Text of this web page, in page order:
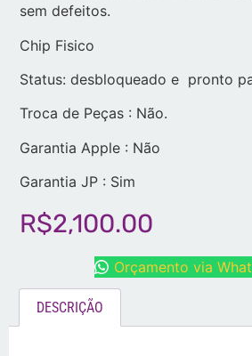
sem defeitos.
Chip Fisico
Status: desbloqueado e pronto
Troca de Peças : Não.
Garantia Apple : Não
Garantia JP : Sim
R$2,100.00
Orçamento via
DESCRIÇÃO